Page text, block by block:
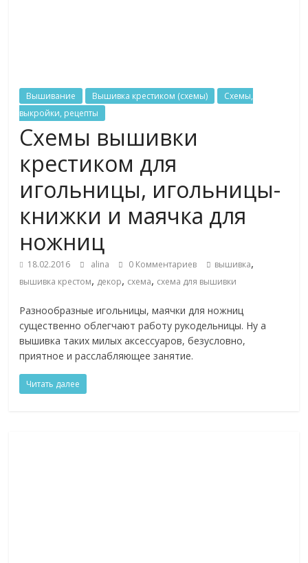
Вышивание Вышивка крестиком (схемы)
Схемы,
выкройки, рецепты
Схемы вышивки
крестиком для
игольницы, игольницы-
книжки и маячка для
ножниц
18.02.2016 alina 0 Комментариев вышивка,
вышивка крестом, декор, схема, схема для вышивки
Разнообразные игольницы, маячки для ножниц
существенно облегчают работу рукодельницы. Ну а
вышивка таких милых аксессуаров, безусловно,
приятное и расслабляющее занятие.
Читать далее